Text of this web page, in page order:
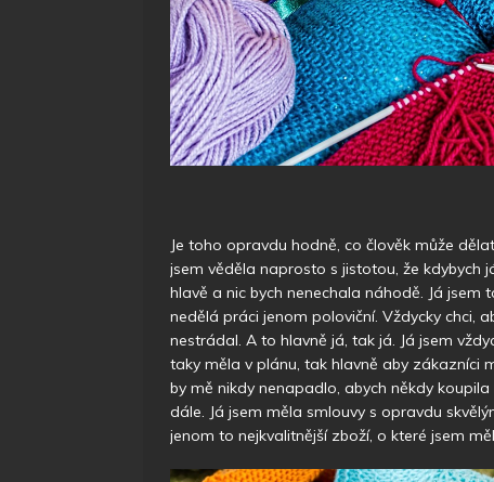
Je toho opravdu hodně, co člověk může
jsem věděla naprosto s jistotou, že kdybych
hlavě a nic bych nenechala náhodě. Já
nedělá práci jenom poloviční. Vždycky chci,
nestrádal. A to hlavně já, tak já. Já jsem
taky měla v plánu, tak hlavně aby zákazníci
by mě nikdy nenapadlo, abych někdy
dále. Já jsem měla smlouvy s opravdu
jenom to nejkvalitnější zboží, o které jsem